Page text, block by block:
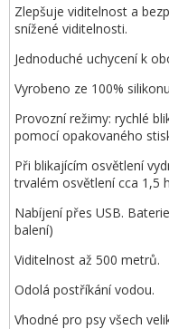
Zlepšuje viditelnost a
snížené viditelnosti.
Jednoduché uchycení k
Vyrobeno ze 100%
Provozní režimy: rychlé
pomocí opakovaného
Při blikajícím osvětlení
trvalém osvětlení cca 1,5
Nabíjení přes USB.
balení)
Viditelnost až 500 metrů.
Odolá postříkání vodou.
Vhodné pro psy všech